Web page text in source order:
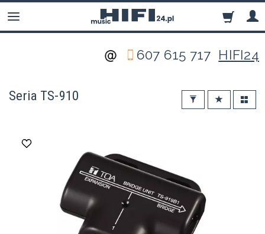
607 615 717 HIFI24
Seria TS-910